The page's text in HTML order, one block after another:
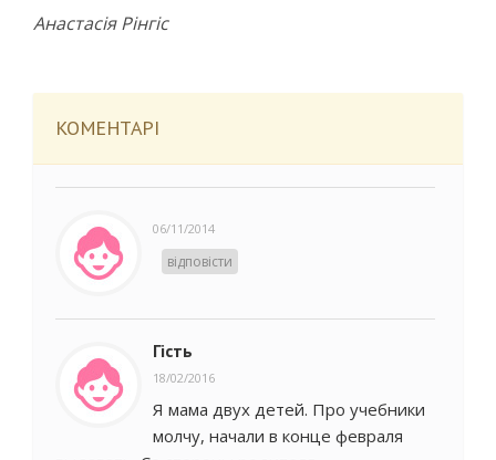
Анастасія Рінгіс
КОМЕНТАРІ
06/11/2014
відповісти
Гість
18/02/2016
Я мама двух детей. Про учебники
молчу, начали в конце февраля